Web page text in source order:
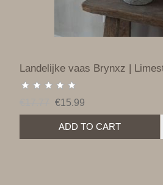
Landelijke vaas Brynxz |
€15.99
ADD TO CART